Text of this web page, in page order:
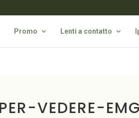
Promo Lenti a contatto
VEDERE-